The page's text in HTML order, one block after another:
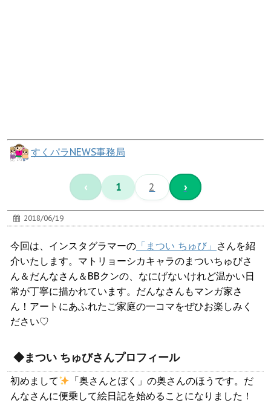
すくパラNEWS事務局
‹ 1 2 ›
2018/06/19
今回は、インスタグラマーの 「まつい ちゅび」 さんを紹
介いたします。マトリョーシカキャラのまついちゅびさ
ん＆だんなさん＆BBクンの、なにげないけれど温かい日
常が丁寧に描かれています。だんなさんもマンガ家さ
ん！アートにあふれたご家庭の一コマをぜひお楽しみく
ださい♡
◆まつい ちゅびさんプロフィール
初めまして
「奥さんとぼく」の奥さんのほうです。だ
んなさんに便乗して絵日記を始めることになりました！